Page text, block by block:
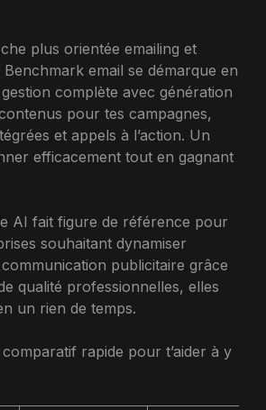
plus orientée emailing et
email se démarque en
complète avec génération
pour tes campagnes,
et appels à l’action. Un
efficacement tout en gagnant
AI fait figure de référence pour
souhaitant dynamiser
publicitaire grâce
qualité professionnelles, elles
un rien de temps.
rapide pour t’aider à y